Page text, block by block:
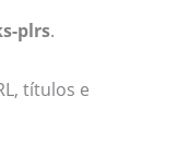
plrs.
títulos e